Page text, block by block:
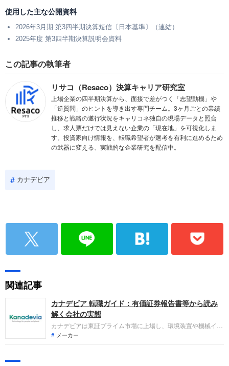
使用した主な公開資料
2026年3月期 第3四半期決算短信〔日本基準〕（連結）
2025年度 第3四半期決算説明会資料
この記事の執筆者
リサコ（Resaco）決算キャリア研究室
上場企業の四半期決算から、面接で差がつく「志望動機」や
「逆質問」のヒントを導き出す専門チーム。3ヶ月ごとの業績
推移と戦略の遂行状況をキャリコネ独自の現場データと照合
し、求人票だけでは見えない企業の「現在地」を可視化しま
す。投資家向け情報を、転職希望者が選考を有利に進めるため
の武器に変える、実戦的な企業研究を配信中。
カナデビア
関連記事
カナデビア 転職ガイド：有価証券報告書等から読み
解く会社の実態
カナデビアは東証プライム市場に上場し、環境装置や機械イン
フラ、脱炭素化関連設備の設計から運営までを手掛ける総合エ
ンジニアリング企業です。直近の業績は、海外環境事業の伸長
メーカー